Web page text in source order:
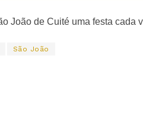
João de Cuité uma festa cada
São João